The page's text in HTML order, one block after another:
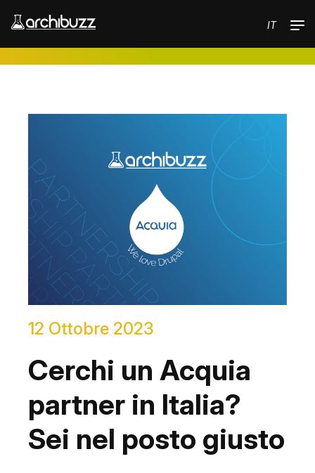
IT
12 Ottobre 2023
Cerchi un Acquia
partner in Italia?
Sei nel posto giusto